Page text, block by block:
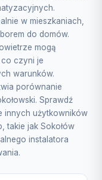
w mieszkaniach,
do domów.
mogą
czyni je
warunków.
porównanie
Sprawdź
innych użytkowników
takie jak Sokołów
instalatora